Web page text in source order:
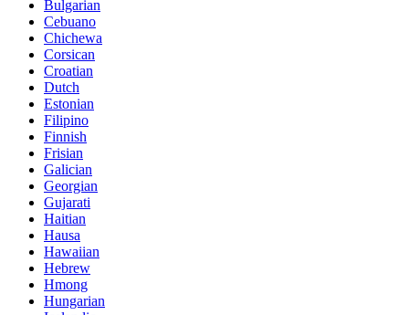
Bulgarian
Cebuano
Chichewa
Corsican
Croatian
Dutch
Estonian
Filipino
Finnish
Frisian
Galician
Georgian
Gujarati
Haitian
Hausa
Hawaiian
Hebrew
Hmong
Hungarian